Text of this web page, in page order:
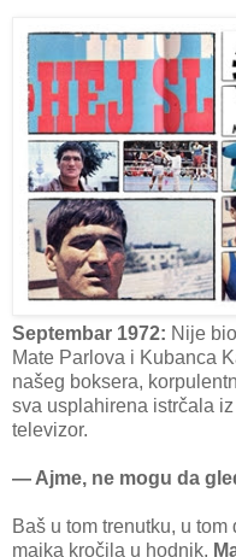
Septembar 1972: Nije
Mate Parlova i Kubanca
našeg boksera,
sva usplahirena istrčala
televizor.
— Ajme, ne mogu da
Baš u tom trenutku, u
majka kročila u hodnik,